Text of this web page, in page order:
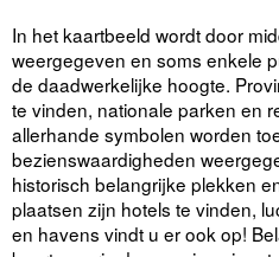
In het kaartbeeld wordt door
weergegeven en soms enkele
de daadwerkelijke hoogte.
te vinden, nationale parken en
allerhande symbolen worden
bezienswaardigheden
historisch belangrijke plekken
plaatsen zijn hotels te vinden,
en havens vindt u er ook op!